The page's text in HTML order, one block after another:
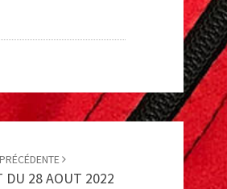
PRÉCÉDENTE
DU 28 AOUT 2022